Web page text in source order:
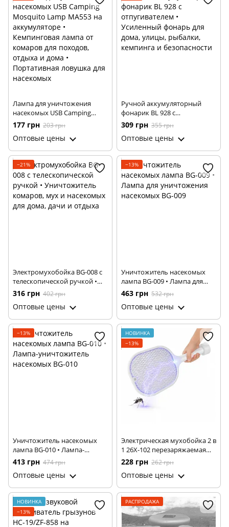
Отпугиватели животных и насекомых
Аксесcуары для дома Мебель
Лампа для уничтожения
насекомых USB Camping
Mosquito Lamp MA553 на
аккумуляторе • Кемпинговая
лампа от комаров для
походов, отдыха и дома •
Портативная ловушка для
насекомых
177 грн 203 грн
Оптовые цены
Ручной аккумуляторный
фонарик BL 928 с
отпугивателем • Усиленный
фонарь для дома, улицы,
рыбалки, кемпинга и
безопасности
309 грн 355 грн
Оптовые цены
−21%
Электромухобойка BG-008 с
телескопической ручкой •
Уничтожитель комаров, мух
и насекомых для дома, дачи
и отдыха
316 грн 402 грн
Оптовые цены
−13%
Уничтожитель насекомых
лампа BG-009 • Лампа для
уничтожения насекомых BG-
463 грн 532 грн
Оптовые цены
−13%
Уничтожитель насекомых
лампа BG-010 • Лампа-
уничтожитель насекомых
BG-010
413 грн 474 грн
Оптовые цены
НОВИНКА
−13%
Электрическая мухобойка 2 в
1 26X-102 перезаряжаемая
через USB • Электрическая
ракетка от мух и комаров с
подсветкой для дома, дачи и
отдыха
228 грн 262 грн
Оптовые цены
НОВИНКА
−13%
РАСПРОДАЖА